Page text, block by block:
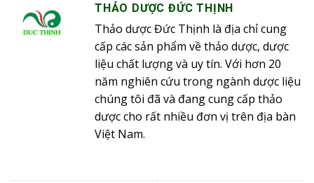
THẢO DƯỢC ĐỨC THỊNH
Thảo dược Đức Thịnh là địa chỉ cung
cấp các sản phẩm về thảo dược, dược
liệu chất lượng và uy tín. Với hơn 20
năm nghiên cứu trong ngành dược liệu
chúng tôi đã và đang cung cấp thảo
dược cho rất nhiều đơn vị trên địa bàn
Việt Nam.